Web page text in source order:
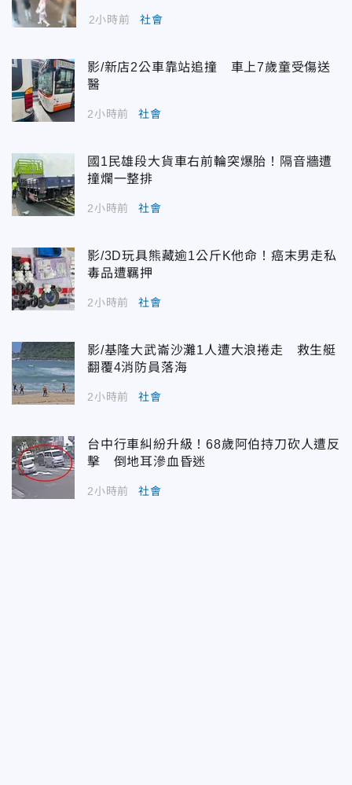
2小時前 社會
影/新店2公車靠站追撞 車上7歲童受傷送
醫
2小時前 社會
國1民雄段大貨車右前輪突爆胎！隔音牆遭
撞爛一整排
2小時前 社會
影/3D玩具熊藏逾1公斤K他命！癌末男走私
毒品遭羈押
2小時前 社會
影/基隆大武崙沙灘1人遭大浪捲走 救生艇
翻覆4消防員落海
2小時前 社會
台中行車糾紛升級！68歲阿伯持刀砍人遭反
擊 倒地耳滲血昏迷
2小時前 社會